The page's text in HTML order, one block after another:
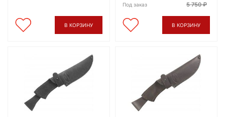
В КОРЗИНУ
Под заказ 5 750
В КОРЗИНУ